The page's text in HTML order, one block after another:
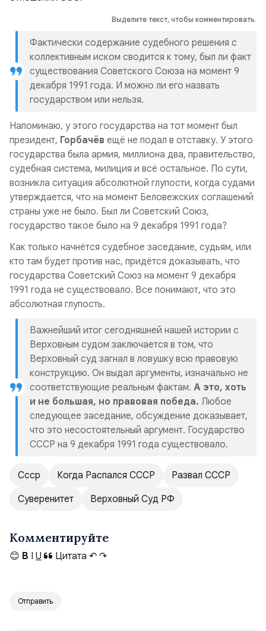
Выделите текст, чтобы комментировать.
Фактически содержание судебного решения с
коллективным иском сводится к тому, был ли факт
существования Советского Союза на момент 9
декабря 1991 года. И можно ли его назвать
государством или нельзя.
Напоминаю, у этого государства на тот момент был
президент, Горбачёв ещё не подал в отставку. У этого
государства была армия, миллиона два, правительство,
судебная система, милиция и всё остальное. По сути,
возникла ситуация абсолютной глупости, когда судами
утверждается, что на момент Беловежских соглашений
страны уже не было. Был ли Советский Союз,
государство такое было на 9 декабря 1991 года?
Как только начнётся судебное заседание, судьям, или
кто там будет против нас, придётся доказывать, что
государства Советский Союз на момент 9 декабря
1991 года не существовало. Все понимают, что это
абсолютная глупость.
Важнейший итог сегодняшней нашей истории с
Верховным судом заключается в том, что
Верховный суд загнал в ловушку всю правовую
конструкцию. Он выдал аргументы, изначально не
соответствующие реальным фактам. А это, хоть
и не большая, но правовая победа. Любое
следующее заседание, обсуждение доказывает,
что это несостоятельный аргумент. Государство
СССР на 9 декабря 1991 года существовало.
Ссср Когда Распался СССР
Развал СССР
Суверенитет
Верховный Суд РФ
Комментируйте
😊 B I U Цитата ↶ ↷
Отправить